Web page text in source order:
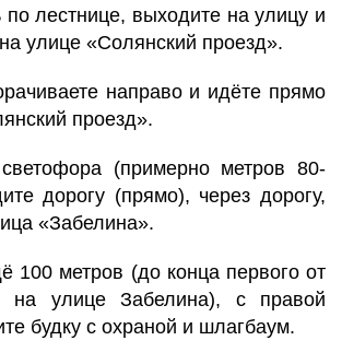
по лестнице, выходите на улицу и
улице «Солянский проезд».
направо и идёте прямо
проезд».
(примерно метров 80-
дорогу (прямо), через дорогу,
«Забелина».
100 метров (до конца первого от
на улице Забелина), с правой
будку с охраной и шлагбаум.